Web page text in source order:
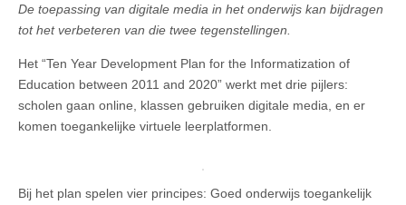
De toepassing van digitale media in het onderwijs kan bijdragen
tot het verbeteren van die twee tegenstellingen.
Het “Ten Year Development Plan for the Informatization of
Education between 2011 and 2020” werkt met drie pijlers:
scholen gaan online, klassen gebruiken digitale media, en er
komen toegankelijke virtuele leerplatformen.
Bij het plan spelen vier principes: Goed onderwijs toegankelijk